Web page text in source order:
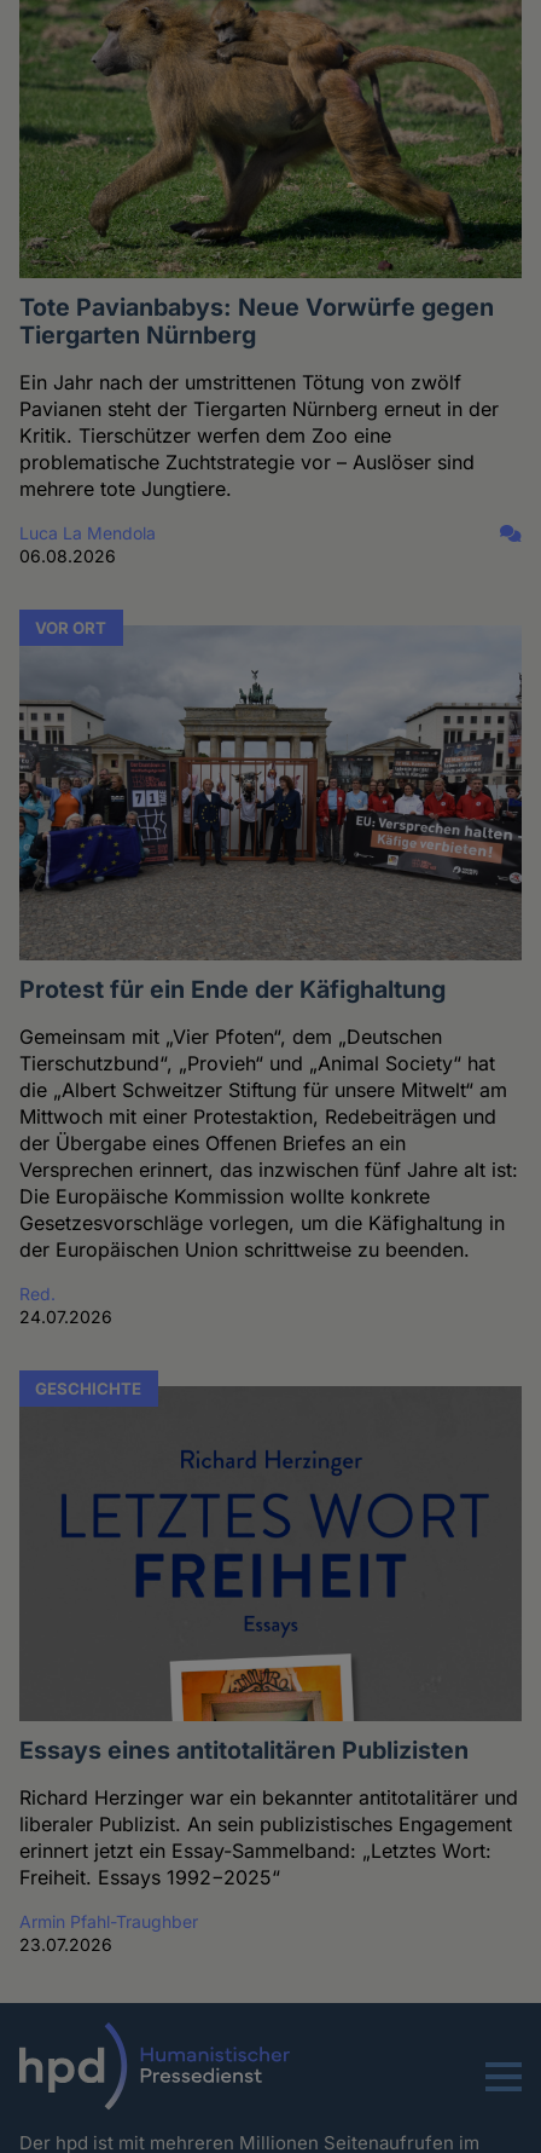
Tote Pavianbabys: Neue Vorwürfe gegen
Tiergarten Nürnberg
Ein Jahr nach der umstrittenen Tötung von zwölf
Pavianen steht der Tiergarten Nürnberg erneut in der
Kritik. Tierschützer werfen dem Zoo eine
problematische Zuchtstrategie vor – Auslöser sind
mehrere tote Jungtiere.
Luca La Mendola
06.08.2026
VOR ORT
Protest für ein Ende der Käfighaltung
Gemeinsam mit „Vier Pfoten“, dem „Deutschen
Tierschutzbund“, „Provieh“ und „Animal Society“ hat
die „Albert Schweitzer Stiftung für unsere Mitwelt“ am
Mittwoch mit einer Protestaktion, Redebeiträgen und
der Übergabe eines Offenen Briefes an ein
Versprechen erinnert, das inzwischen fünf Jahre alt ist:
Die Europäische Kommission wollte konkrete
Gesetzesvorschläge vorlegen, um die Käfighaltung in
der Europäischen Union schrittweise zu beenden.
Red.
24.07.2026
GESCHICHTE
Essays eines antitotalitären Publizisten
Richard Herzinger war ein bekannter antitotalitärer und
liberaler Publizist. An sein publizistisches Engagement
erinnert jetzt ein Essay-Sammelband: „Letztes Wort:
Freiheit. Essays 1992−2025“
Armin Pfahl-Traughber
23.07.2026
Menu
Der hpd ist mit mehreren Millionen Seitenaufrufen im